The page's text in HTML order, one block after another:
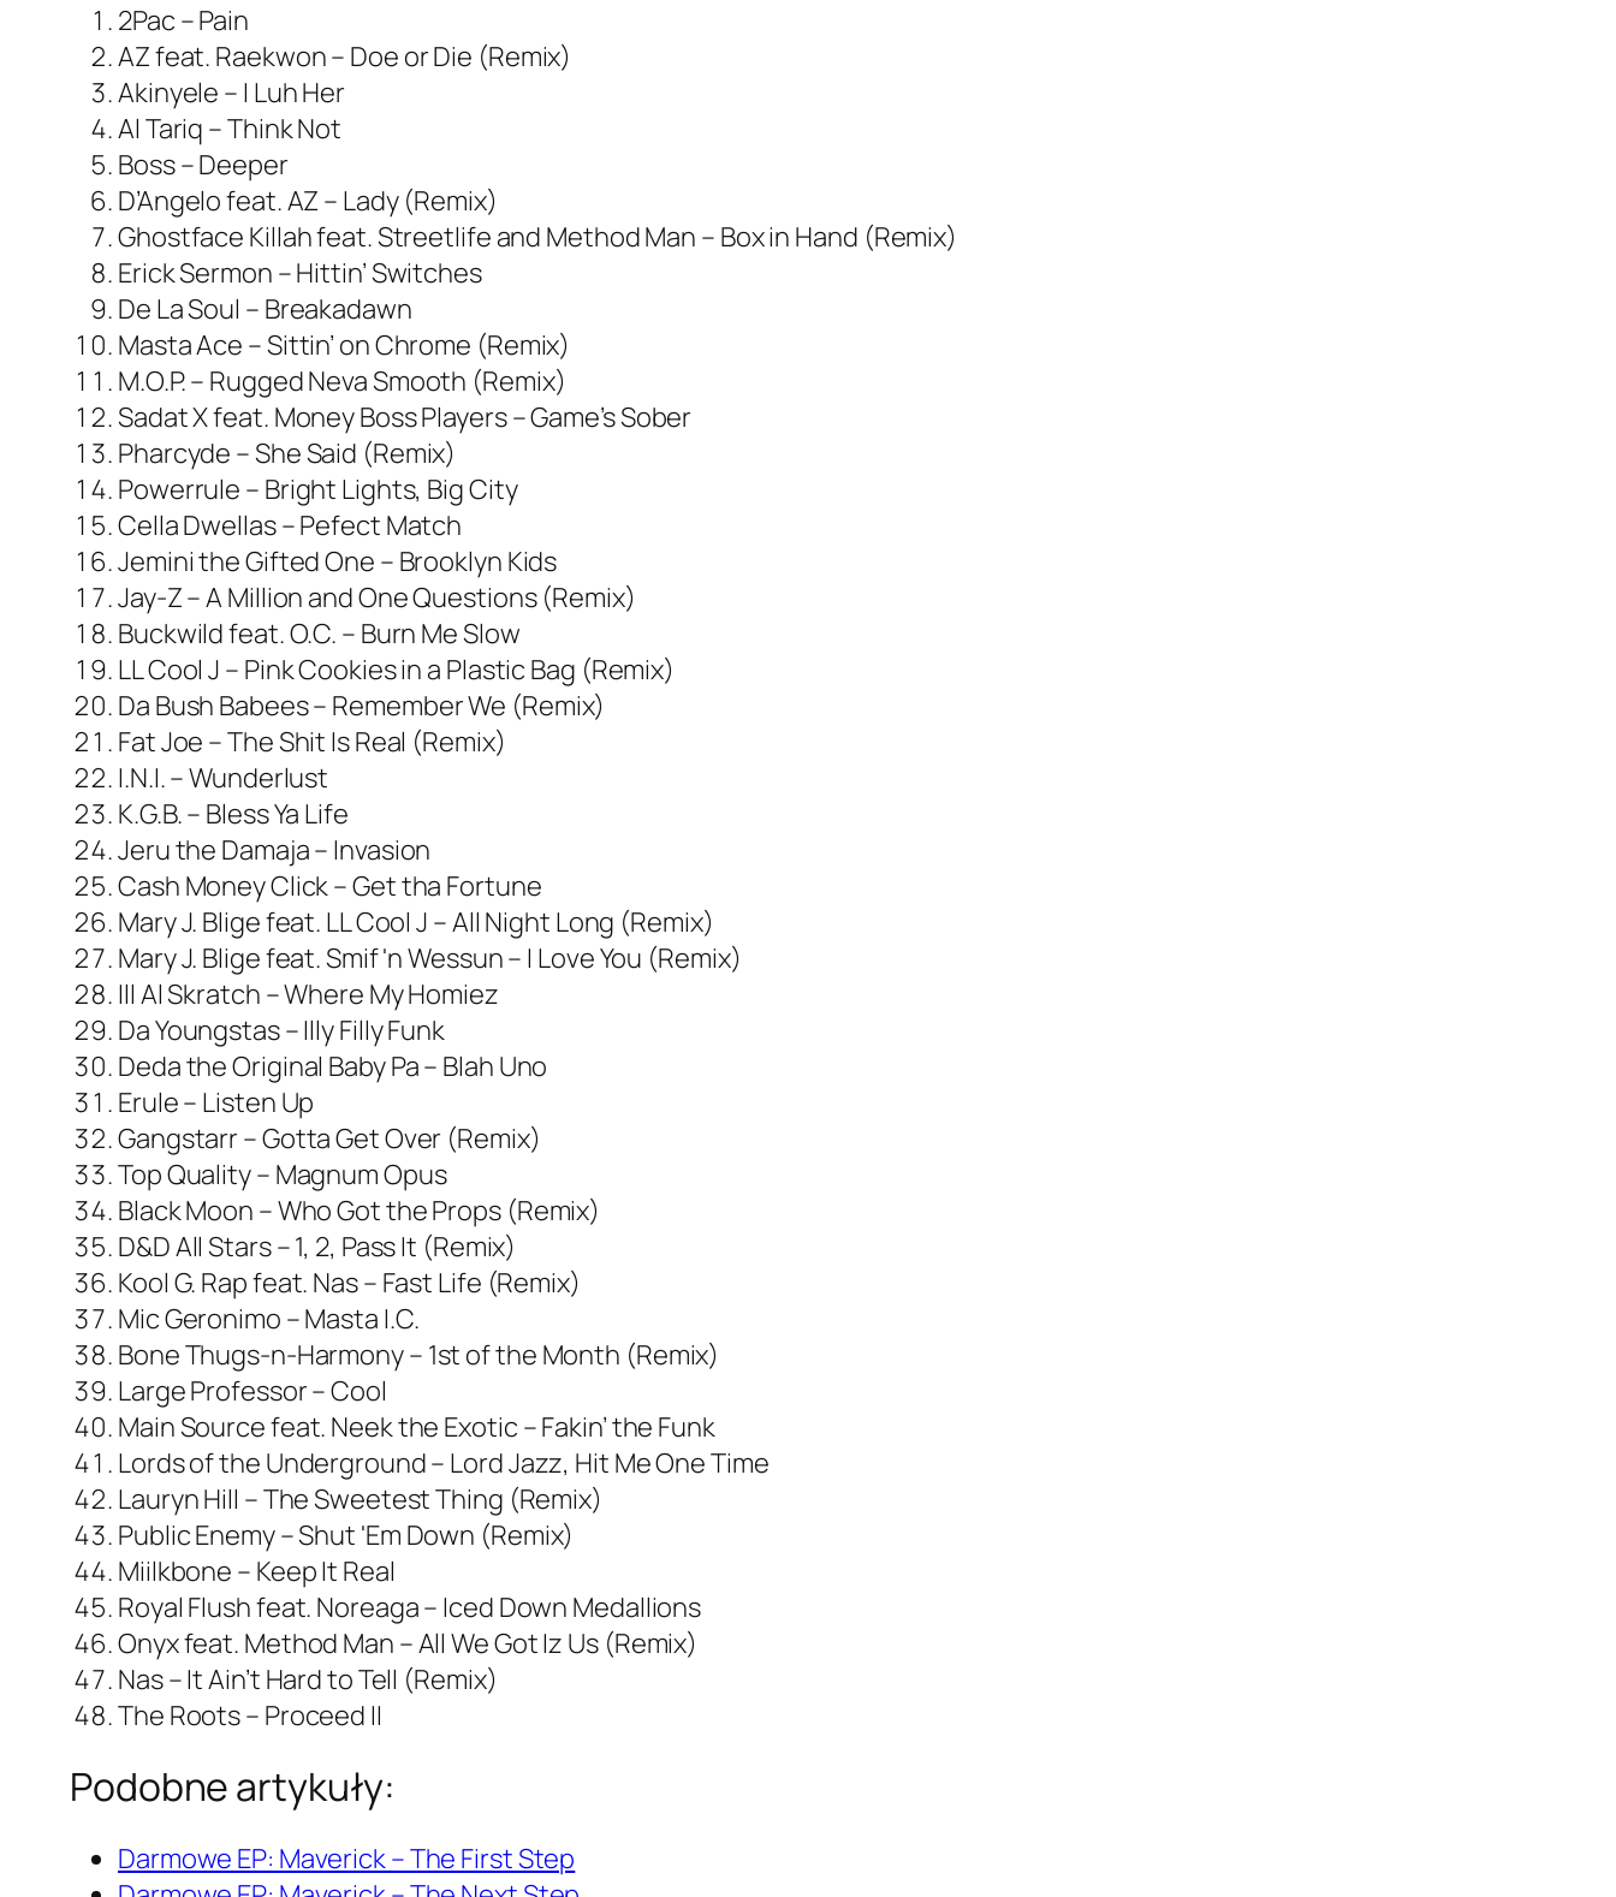
2Pac – Pain
AZ feat. Raekwon – Doe or Die (Remix)
Akinyele – I Luh Her
Al Tariq – Think Not
Boss – Deeper
D’Angelo feat. AZ – Lady (Remix)
Ghostface Killah feat. Streetlife and Method Man – Box in Hand (Remix)
Erick Sermon – Hittin’ Switches
De La Soul – Breakadawn
Masta Ace – Sittin’ on Chrome (Remix)
M.O.P. – Rugged Neva Smooth (Remix)
Sadat X feat. Money Boss Players – Game’s Sober
Pharcyde – She Said (Remix)
Powerrule – Bright Lights, Big City
Cella Dwellas – Pefect Match
Jemini the Gifted One – Brooklyn Kids
Jay-Z – A Million and One Questions (Remix)
Buckwild feat. O.C. – Burn Me Slow
LL Cool J – Pink Cookies in a Plastic Bag (Remix)
Da Bush Babees – Remember We (Remix)
Fat Joe – The Shit Is Real (Remix)
I.N.I. – Wunderlust
K.G.B. – Bless Ya Life
Jeru the Damaja – Invasion
Cash Money Click – Get tha Fortune
Mary J. Blige feat. LL Cool J – All Night Long (Remix)
Mary J. Blige feat. Smif 'n Wessun – I Love You (Remix)
Ill Al Skratch – Where My Homiez
Da Youngstas – Illy Filly Funk
Deda the Original Baby Pa – Blah Uno
Erule – Listen Up
Gangstarr – Gotta Get Over (Remix)
Top Quality – Magnum Opus
Black Moon – Who Got the Props (Remix)
D&D All Stars – 1, 2, Pass It (Remix)
Kool G. Rap feat. Nas – Fast Life (Remix)
Mic Geronimo – Masta I.C.
Bone Thugs-n-Harmony – 1st of the Month (Remix)
Large Professor – Cool
Main Source feat. Neek the Exotic – Fakin’ the Funk
Lords of the Underground – Lord Jazz, Hit Me One Time
Lauryn Hill – The Sweetest Thing (Remix)
Public Enemy – Shut 'Em Down (Remix)
Miilkbone – Keep It Real
Royal Flush feat. Noreaga – Iced Down Medallions
Onyx feat. Method Man – All We Got Iz Us (Remix)
Nas – It Ain’t Hard to Tell (Remix)
The Roots – Proceed II
Podobne artykuły:
Darmowe EP: Maverick – The First Step